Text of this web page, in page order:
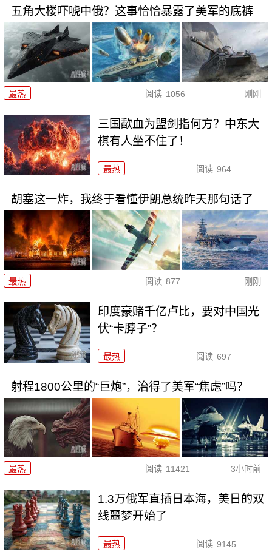
五角大楼吓唬中俄？这事恰恰暴露了美军的底裤
最热 阅读 1056 刚刚
三国歃血为盟剑指何方？中东大
棋有人坐不住了！
最热 阅读 964
胡塞这一炸，我终于看懂伊朗总统昨天那句话了
最热 阅读 877 刚刚
印度豪赌千亿卢比，要对中国光
伏“卡脖子”？
最热 阅读 697
射程1800公里的“巨炮”，治得了美军“焦虑”吗？
最热 阅读 11421 3小时前
1.3万俄军直插日本海，美日的双
线噩梦开始了
最热 阅读 9145